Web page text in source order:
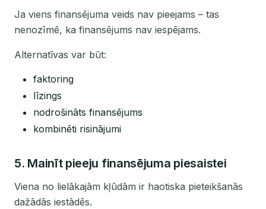
Ja viens finansējuma veids nav pieejams – tas
nenozīmē, ka finansējums nav iespējams.
Alternatīvas var būt:
faktoring
līzings
nodrošināts finansējums
kombinēti risinājumi
5. Mainīt pieeju finansējuma piesaistei
Viena no lielākajām kļūdām ir haotiska pieteikšanās
dažādās iestādēs.